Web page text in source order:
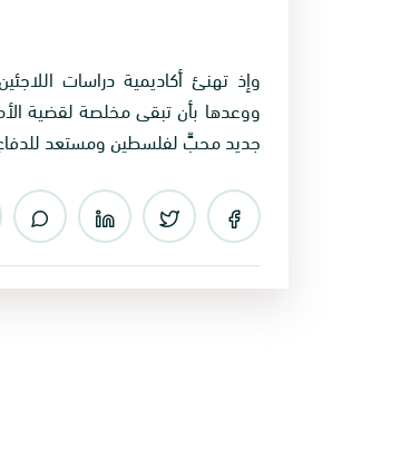
وإذ تهنئ أكاديمية دراسات
ووعدها بأن تبقى مخلصة لقضية
جديد محبٍّ لفلسطين ومستعد للدفاع